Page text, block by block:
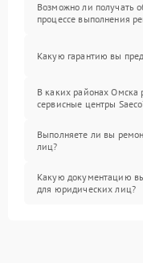
Возможно ли получать
процессе выполнения
Какую гарантию вы
В каких районах Омска
сервисные центры
Выполняете ли вы
лиц?
Какую документацию
для юридических лиц?